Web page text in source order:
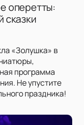
оперетты:
сказки
«Золушка» в
программа
Не упустите
праздника!